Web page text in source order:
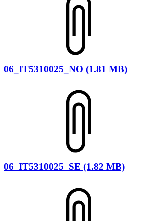
06_IT5310025_NO (1.81 MB)
06_IT5310025_SE (1.82 MB)